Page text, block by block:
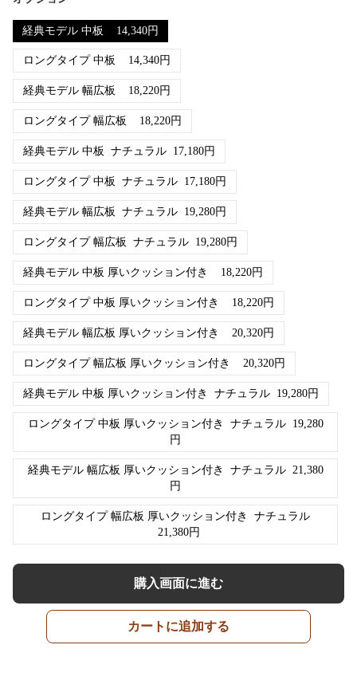
経典モデル 中板 14,340円
ロングタイプ 中板 14,340円
経典モデル 幅広板 18,220円
ロングタイプ 幅広板 18,220円
経典モデル 中板 ナチュラル 17,180円
ロングタイプ 中板 ナチュラル 17,180円
経典モデル 幅広板 ナチュラル 19,280円
ロングタイプ 幅広板 ナチュラル 19,280円
経典モデル 中板 厚いクッション付き 18,220円
ロングタイプ 中板 厚いクッション付き 18,220円
経典モデル 幅広板 厚いクッション付き 20,320円
ロングタイプ 幅広板 厚いクッション付き 20,320円
経典モデル 中板 厚いクッション付き ナチュラル 19,280円
ロングタイプ 中板 厚いクッション付き ナチュラル
19,280
円
経典モデル 幅広板 厚いクッション付き ナチュラル 21,380
円
ロングタイプ 幅広板 厚いクッション付き
ナチュラル
21,380円
購入画面に進む
カートに追加する